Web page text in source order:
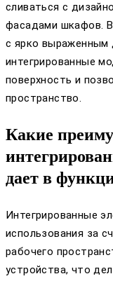
сливаться с
фасадами шкафов.
с ярко выраженным
интегрированные
поверхность и
пространство.
Какие
дает в
Интегрированные
использования за
рабочего
устройства, что